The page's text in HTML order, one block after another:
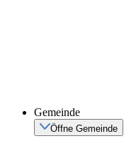
Gemeinde
Öffne Gemeinde